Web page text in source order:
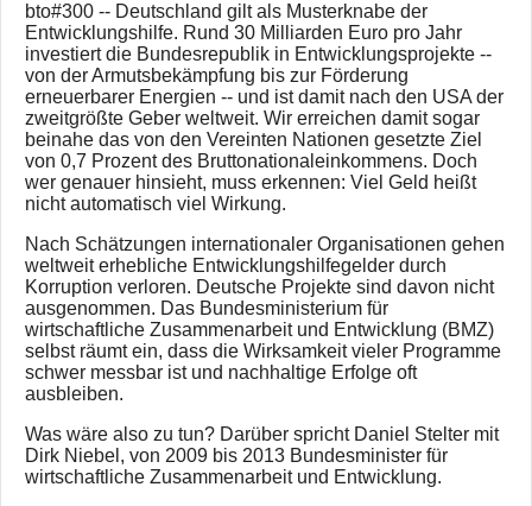
bto#300 -- Deutschland gilt als Musterknabe der
Entwicklungshilfe. Rund 30 Milliarden Euro pro Jahr
investiert die Bundesrepublik in Entwicklungsprojekte --
von der Armutsbekämpfung bis zur Förderung
erneuerbarer Energien -- und ist damit nach den USA der
zweitgrößte Geber weltweit. Wir erreichen damit sogar
beinahe das von den Vereinten Nationen gesetzte Ziel
von 0,7 Prozent des Bruttonationaleinkommens. Doch
wer genauer hinsieht, muss erkennen: Viel Geld heißt
nicht automatisch viel Wirkung.
Nach Schätzungen internationaler Organisationen gehen
weltweit erhebliche Entwicklungshilfegelder durch
Korruption verloren. Deutsche Projekte sind davon nicht
ausgenommen. Das Bundesministerium für
wirtschaftliche Zusammenarbeit und Entwicklung (BMZ)
selbst räumt ein, dass die Wirksamkeit vieler Programme
schwer messbar ist und nachhaltige Erfolge oft
ausbleiben.
Was wäre also zu tun? Darüber spricht Daniel Stelter mit
Dirk Niebel, von 2009 bis 2013 Bundesminister für
wirtschaftliche Zusammenarbeit und Entwicklung.